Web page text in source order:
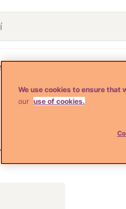
We use cookies to ensure that
our use of cookies.